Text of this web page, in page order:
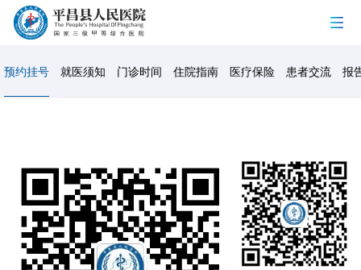
预约挂号 就医须知 门诊时间 住院指南 医疗保险 患者交流 报